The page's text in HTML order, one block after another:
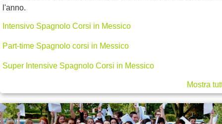
l'anno.
Intensivo Spagnolo Corsi in Messico
Part-time Spagnolo corsi in Messico
Super Intensive Spagnolo Corsi in Messico
Mostra